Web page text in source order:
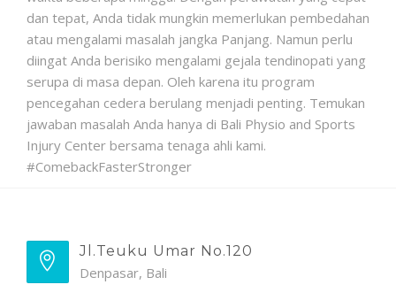
dan tepat, Anda tidak mungkin memerlukan pembedahan
atau mengalami masalah jangka Panjang. Namun perlu
diingat Anda berisiko mengalami gejala tendinopati yang
serupa di masa depan. Oleh karena itu program
pencegahan cedera berulang menjadi penting. Temukan
jawaban masalah Anda hanya di Bali Physio and Sports
Injury Center bersama tenaga ahli kami.
#ComebackFasterStronger
Jl.Teuku Umar No.120
Denpasar, Bali